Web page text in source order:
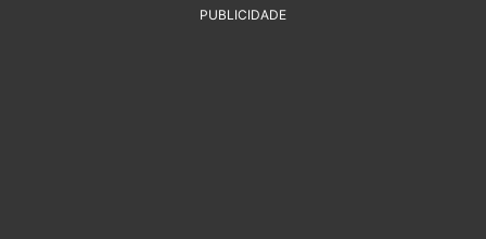
PUBLICIDADE